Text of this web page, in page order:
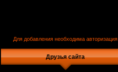
Для добавления необходима авторизация
Друзья сайта